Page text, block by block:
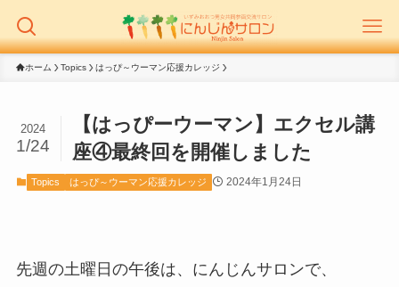
ホーム Topics はっぴ～ウーマン応援カレッジ
【はっぴーウーマン】エクセル講
座④最終回を開催しました
2024
1/24
Topics はっぴ～ウーマン応援カレッジ 2024年1月24日
先週の土曜日の午後は、にんじんサロンで、